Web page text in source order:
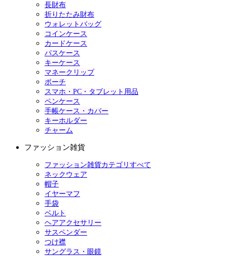
長財布
折りたたみ財布
ウォレットバッグ
コインケース
カードケース
パスケース
キーケース
マネークリップ
ポーチ
スマホ・PC・タブレット用品
ペンケース
手帳ケース・カバー
キーホルダー
チャーム
ファッション雑貨
ファッション雑貨カテゴリすべて
ネックウェア
帽子
イヤーマフ
手袋
ベルト
ヘアアクセサリー
サスペンダー
つけ襟
サングラス・眼鏡